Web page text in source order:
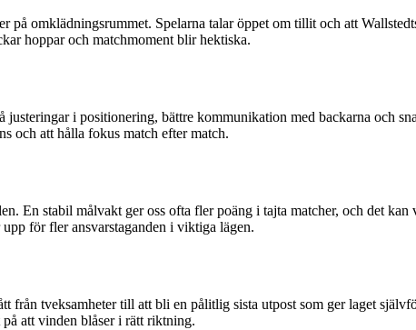
på omklädningsrummet. Spelarna talar öppet om tillit och att
hoppar och matchmoment blir hektiska.
i positionering, bättre kommunikation med backarna och
och att hålla fokus match efter match.
En stabil målvakt ger oss ofta fler poäng i tajta matcher, och det
för fler ansvarstaganden i viktiga lägen.
från tveksamheter till att bli en pålitlig sista utpost som ger laget
att vinden blåser i rätt riktning.